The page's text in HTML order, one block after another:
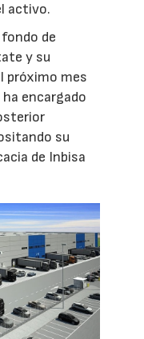
activo.
de
y su
próximo mes
encargado
su
de Inbisa